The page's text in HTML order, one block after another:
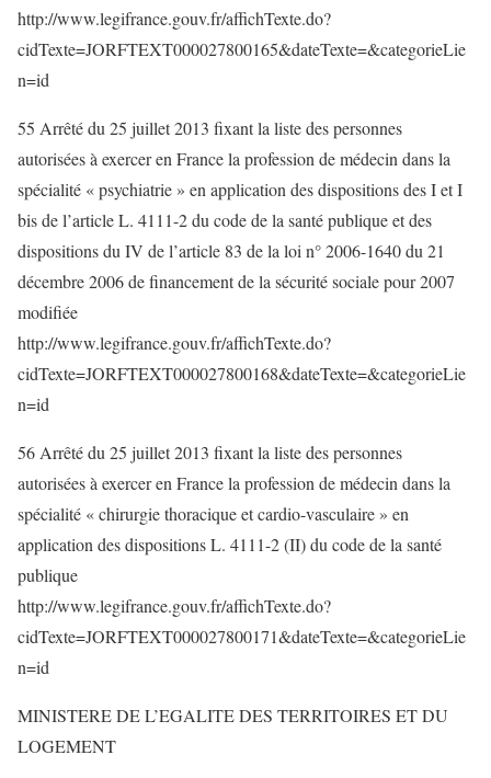
http://www.legifrance.gouv.fr/affichTexte.do?
cidTexte=JORFTEXT000027800165&dateTexte=&categorieLie
n=id
55 Arrêté du 25 juillet 2013 fixant la liste des personnes
autorisées à exercer en France la profession de médecin dans la
spécialité « psychiatrie » en application des dispositions des I et I
bis de l’article L. 4111-2 du code de la santé publique et des
dispositions du IV de l’article 83 de la loi n° 2006-1640 du 21
décembre 2006 de financement de la sécurité sociale pour 2007
modifiée
http://www.legifrance.gouv.fr/affichTexte.do?
cidTexte=JORFTEXT000027800168&dateTexte=&categorieLie
n=id
56 Arrêté du 25 juillet 2013 fixant la liste des personnes
autorisées à exercer en France la profession de médecin dans la
spécialité « chirurgie thoracique et cardio-vasculaire » en
application des dispositions L. 4111-2 (II) du code de la santé
publique
http://www.legifrance.gouv.fr/affichTexte.do?
cidTexte=JORFTEXT000027800171&dateTexte=&categorieLie
n=id
MINISTERE DE L’EGALITE DES TERRITOIRES ET DU
LOGEMENT